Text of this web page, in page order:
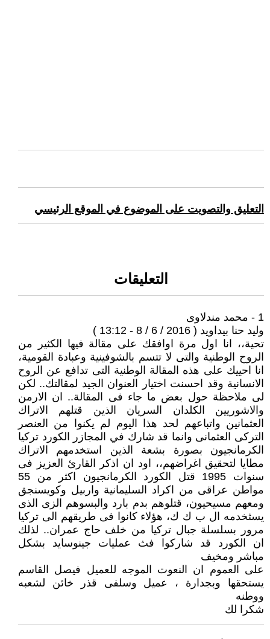
التعليق والتصويت على الموضوع في الموقع الرئيسي
التعليقات
1 - محمد مندلاوى
وليد حنا بيداويد ( 2016 / 6 / 8 - 13:12 )
تحية،، انا اول مرة اوافقك على مقالة فيها الكثير من
الروح الوطنية والتى لا تتسم بالشوفينية وعبادة القومية،
انا احييك على هذه المقالة الوطنية التى تدافع عن الروح
الانسانية وقد احسنت اختيار العنوان الجيد لمقالتك.. لكن
لى ملاحظة حول بعض ما جاء فى المقالة.. ان الارمن
والاشوريين الكلدان السريان الذين قتلهم الاتراك
العثمانين واتباعهم لحد هذا اليوم لم يكنوا من العنصر
التركى العثمانى وانما قد شارك في المجازر الكورد تركيا
الكرمانجيون بصورة بشعة الذين استخدمهم الاتراك
مطايا لتحقيق اغراضهم،، اود ان اذكر القارئ العزيز فى
سنوات 1995 قتل الكورد الكرمانجيون اكثر من 55
مواطن عراقى من اكراد السليمانية واربيل وكويسنجق
ومعهم مسيحيون، قتلوهم بدم بارد والبسوهم الزى الذى
يسثخدمه ال ب ك ك، هؤلاء كانوا فى طريقهم الى تركيا
مرور بسلسلة جبال تركيا من خلف حاج عمران.. لذلك
ان الكورد قد شاركوا فث عمليات جينوسايد بشكل
مباشر ومخيف
على العموم ان النعوت الموجه للعميل فيصل القاسم
يستحقها وبجدارة ، عميل وسلفى قذر خائن لشعبه
ووطنه
شكرا لك